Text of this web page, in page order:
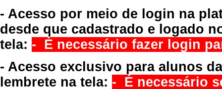
- Acesso por meio de login na
desde que cadastrado e logado
tela: - É necessário fazer login
- Acesso exclusivo para alunos
lembrete na tela: - É necessário